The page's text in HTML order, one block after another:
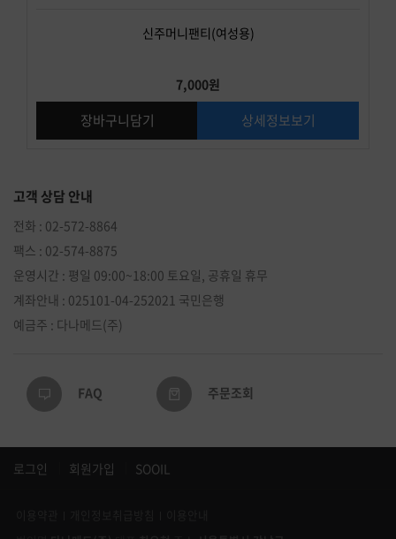
신주머니팬티(여성용)
7,000원
장바구니담기 상세정보보기
고객 상담 안내
전화 : 02-572-8864
팩스 : 02-574-8875
운영시간 : 평일 09:00~18:00 토요일, 공휴일 휴무
계좌안내 : 025101-04-252021 국민은행
예금주 : 다나메드(주)
FAQ 주문조회
로그인 회원가입 SOOIL